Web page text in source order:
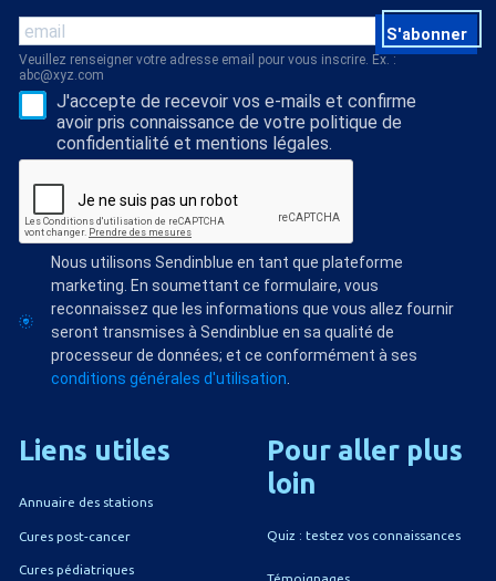
S'abonner
Veuillez renseigner votre adresse email pour vous inscrire. Ex. :
abc@xyz.com
J'accepte de recevoir vos e-mails et confirme
avoir pris connaissance de votre politique de
confidentialité et mentions légales.
Nous utilisons Sendinblue en tant que plateforme
marketing. En soumettant ce formulaire, vous
reconnaissez que les informations que vous allez fournir
seront transmises à Sendinblue en sa qualité de
processeur de données; et ce conformément à ses
conditions générales d'utilisation.
Liens utiles
Annuaire des stations
Cures post-cancer
Cures pédiatriques
Pour aller plus
loin
Quiz : testez vos connaissances